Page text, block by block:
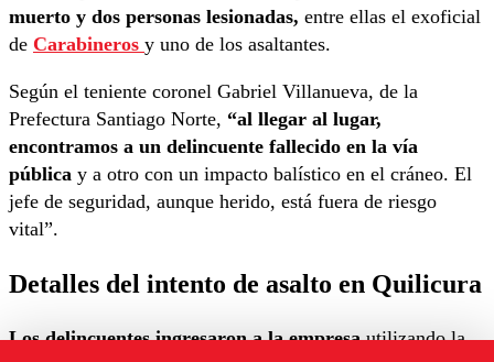
muerto y dos personas lesionadas, entre ellas el exoficial
de Carabineros y uno de los asaltantes.
Según el teniente coronel Gabriel Villanueva, de la
Prefectura Santiago Norte, “al llegar al lugar,
encontramos a un delincuente fallecido en la vía
pública y a otro con un impacto balístico en el cráneo. El
jefe de seguridad, aunque herido, está fuera de riesgo
vital”.
Detalles del intento de asalto en Quilicura
Los delincuentes ingresaron a la empresautilizando la